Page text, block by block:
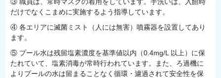
だけでなくこまめに実施するよう指導しています。
④ 各エリアに滅菌ミスト（人には無害）噴霧器を設置してあり
ます。
⑤ プール水は残留塩素濃度を基準値以内（0.4mg/L 以上）に保
たれていて、塩素消毒が常時行われています。また、ろ過機に
よりプールの水は留まることなく循環・濾過されて安全性を保